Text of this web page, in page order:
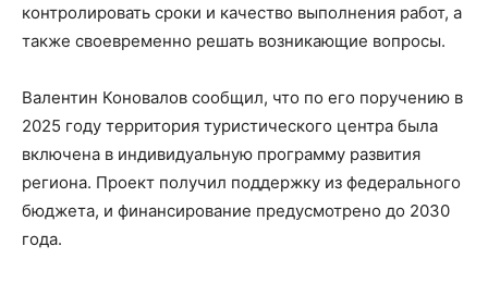
контролировать сроки и качество выполнения работ, а
также своевременно решать возникающие вопросы.
Валентин Коновалов сообщил, что по его поручению в
2025 году территория туристического центра была
включена в индивидуальную программу развития
региона. Проект получил поддержку из федерального
бюджета, и финансирование предусмотрено до 2030
года.